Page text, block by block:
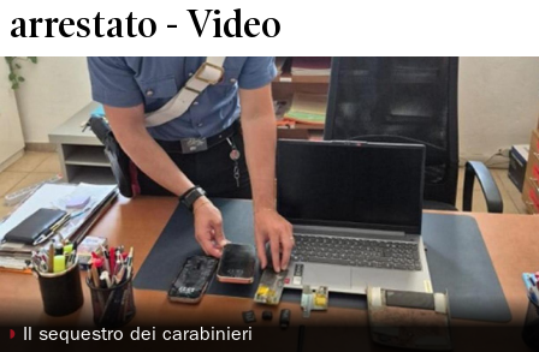
arrestato - Video
◗ Il sequestro dei carabinieri